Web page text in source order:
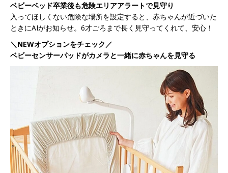
ベビーベッド卒業後も危険エリアアラートで見守り
入ってほしくない危険な場所を設定すると、赤ちゃんが近づいた
ときにAIがお知らせ。6才ごろまで長く見守ってくれて、安心！
＼NEWオプションをチェック／
ベビーセンサーパッドがカメラと一緒に赤ちゃんを見守る